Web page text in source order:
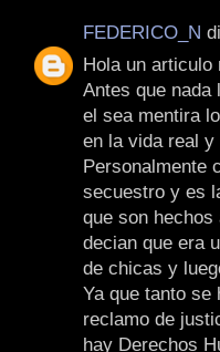
FEDERICO_N
Hola un articulo
Antes que nada
el sea mentira
en la vida real
Personalmente
secuestro y es
que son
decian que era
de chicas y
Ya que tanto se
reclamo de
hay Derechos